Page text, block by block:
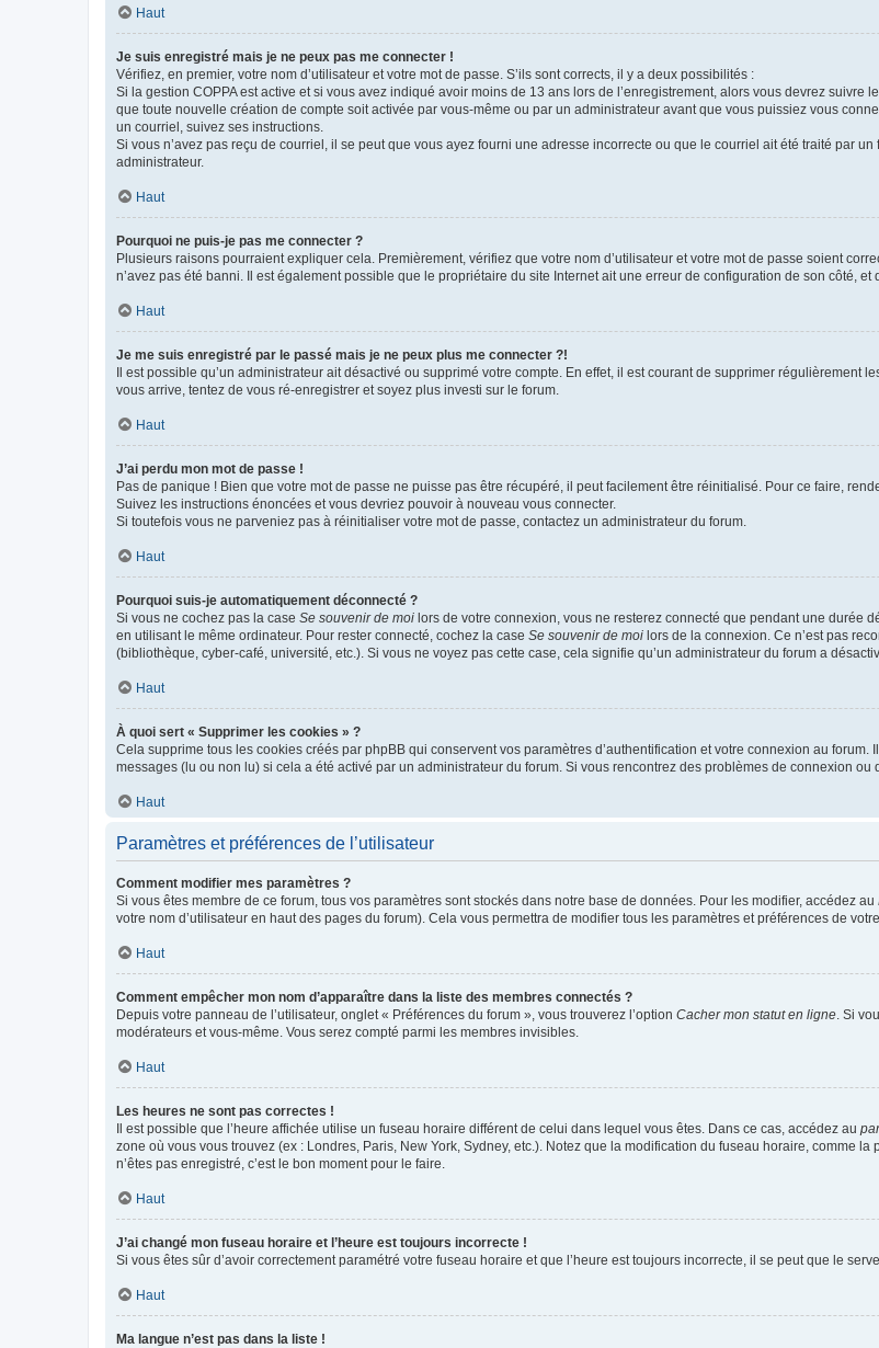
Haut
Je suis enregistré mais je ne peux pas me connecter !
Vérifiez, en premier, votre nom d’utilisateur et votre mot de passe. S’ils sont corrects, il y a deux possibilités :
Si la gestion COPPA est active et si vous avez indiqué avoir moins de 13 ans lors de l’enregistrement, alors vous devrez
que toute nouvelle création de compte soit activée par vous-même ou par un administrateur avant que vous puissiez vous
un courriel, suivez ses instructions.
Si vous n’avez pas reçu de courriel, il se peut que vous ayez fourni une adresse incorrecte ou que le courriel ait été traité par
administrateur.
Haut
Pourquoi ne puis-je pas me connecter ?
Plusieurs raisons pourraient expliquer cela. Premièrement, vérifiez que votre nom d’utilisateur et votre mot de passe soient
n’avez pas été banni. Il est également possible que le propriétaire du site Internet ait une erreur de configuration de son côté, et
Haut
Je me suis enregistré par le passé mais je ne peux plus me connecter ?!
Il est possible qu’un administrateur ait désactivé ou supprimé votre compte. En effet, il est courant de supprimer
vous arrive, tentez de vous ré-enregistrer et soyez plus investi sur le forum.
Haut
J’ai perdu mon mot de passe !
Pas de panique ! Bien que votre mot de passe ne puisse pas être récupéré, il peut facilement être réinitialisé. Pour ce faire,
Suivez les instructions énoncées et vous devriez pouvoir à nouveau vous connecter.
Si toutefois vous ne parveniez pas à réinitialiser votre mot de passe, contactez un administrateur du forum.
Haut
Pourquoi suis-je automatiquement déconnecté ?
Si vous ne cochez pas la case Se souvenir de moi lors de votre connexion, vous ne resterez connecté que pendant une durée
en utilisant le même ordinateur. Pour rester connecté, cochez la case Se souvenir de moi lors de la connexion. Ce n’est pas
(bibliothèque, cyber-café, université, etc.). Si vous ne voyez pas cette case, cela signifie qu’un administrateur du forum a
Haut
À quoi sert « Supprimer les cookies » ?
Cela supprime tous les cookies créés par phpBB qui conservent vos paramètres d’authentification et votre connexion au
messages (lu ou non lu) si cela a été activé par un administrateur du forum. Si vous rencontrez des problèmes de connexion
Haut
Paramètres et préférences de l’utilisateur
Comment modifier mes paramètres ?
Si vous êtes membre de ce forum, tous vos paramètres sont stockés dans notre base de données. Pour les modifier, accédez au
votre nom d’utilisateur en haut des pages du forum). Cela vous permettra de modifier tous les paramètres et préférences de
Haut
Comment empêcher mon nom d’apparaître dans la liste des membres connectés ?
Depuis votre panneau de l’utilisateur, onglet « Préférences du forum », vous trouverez l’option Cacher mon statut en ligne. Si
modérateurs et vous-même. Vous serez compté parmi les membres invisibles.
Haut
Les heures ne sont pas correctes !
Il est possible que l’heure affichée utilise un fuseau horaire différent de celui dans lequel vous êtes. Dans ce cas, accédez au
zone où vous vous trouvez (ex : Londres, Paris, New York, Sydney, etc.). Notez que la modification du fuseau horaire, comme
n’êtes pas enregistré, c’est le bon moment pour le faire.
Haut
J’ai changé mon fuseau horaire et l’heure est toujours incorrecte !
Si vous êtes sûr d’avoir correctement paramétré votre fuseau horaire et que l’heure est toujours incorrecte, il se peut que le
Haut
Ma langue n’est pas dans la liste !